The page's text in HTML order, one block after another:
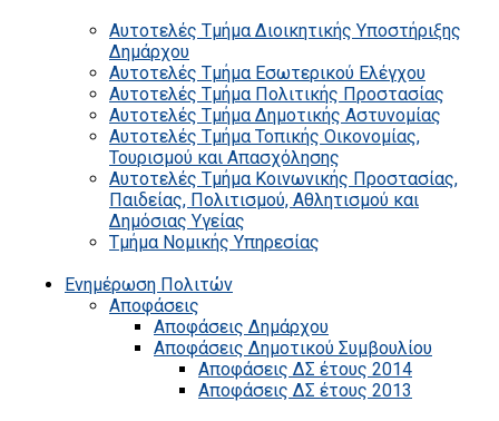
Αυτοτελές Τμήμα Διοικητικής Υποστήριξης
Δημάρχου
Αυτοτελές Τμήμα Εσωτερικού Ελέγχου
Αυτοτελές Τμήμα Πολιτικής Προστασίας
Αυτοτελές Τμήμα Δημοτικής Αστυνομίας
Αυτοτελές Τμήμα Τοπικής Οικονομίας,
Τουρισμού και Απασχόλησης
Αυτοτελές Τμήμα Κοινωνικής Προστασίας,
Παιδείας, Πολιτισμού, Αθλητισμού και
Δημόσιας Υγείας
Τμήμα Νομικής Υπηρεσίας
Ενημέρωση Πολιτών
Αποφάσεις
Αποφάσεις Δημάρχου
Αποφάσεις Δημοτικού Συμβουλίου
Αποφάσεις ΔΣ έτους 2014
Αποφάσεις ΔΣ έτους 2013